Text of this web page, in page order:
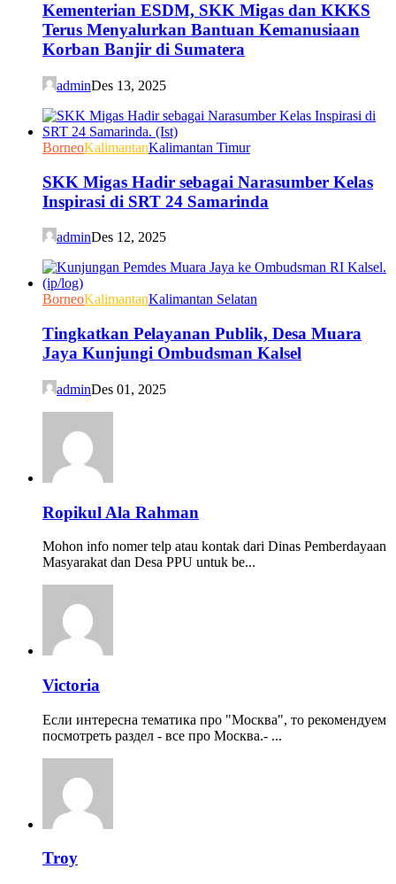
Kementerian ESDM, SKK Migas dan KKKS
Terus Menyalurkan Bantuan Kemanusiaan
Korban Banjir di Sumatera
adminDes 13, 2025
BorneoKalimantanKalimantan Timur
SKK Migas Hadir sebagai Narasumber Kelas
Inspirasi di SRT 24 Samarinda
adminDes 12, 2025
BorneoKalimantanKalimantan Selatan
Tingkatkan Pelayanan Publik, Desa Muara
Jaya Kunjungi Ombudsman Kalsel
adminDes 01, 2025
Ropikul Ala Rahman
Mohon info nomer telp atau kontak dari Dinas Pemberdayaan
Masyarakat dan Desa PPU untuk be...
Victoria
Если интересна тематика про "Москва", то рекомендуем
посмотреть раздел - все про Москва.- ...
Troy